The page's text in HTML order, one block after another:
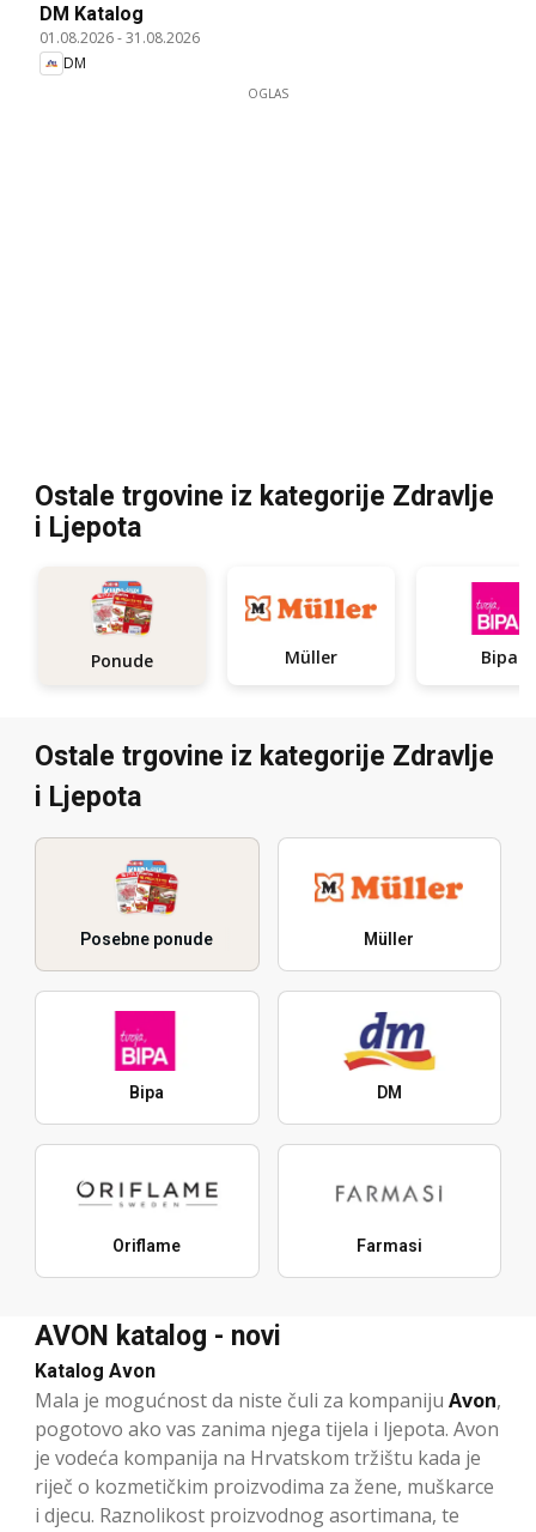
DM Katalog
01.08.2026-31.08.2026
DM
OGLAS
Ostale trgovine iz kategorije Zdravlje
i Ljepota
Ponude Müller Bipa
Ostale trgovine iz kategorije Zdravlje
i Ljepota
Posebne ponude Müller
Bipa DM
Oriflame Farmasi
AVON katalog - novi
Katalog Avon
Mala je mogućnost da niste čuli za kompaniju Avon,
pogotovo ako vas zanima njega tijela i ljepota. Avon
je vodeća kompanija na Hrvatskom tržištu kada je
riječ o kozmetičkim proizvodima za žene, muškarce
i djecu. Raznolikost proizvodnog asortimana, te